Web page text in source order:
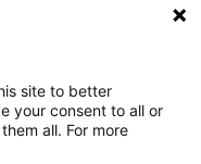
site to better
your consent to all or
all. For more